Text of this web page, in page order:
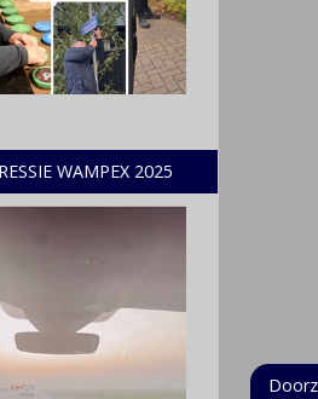
WAMPEX 2025